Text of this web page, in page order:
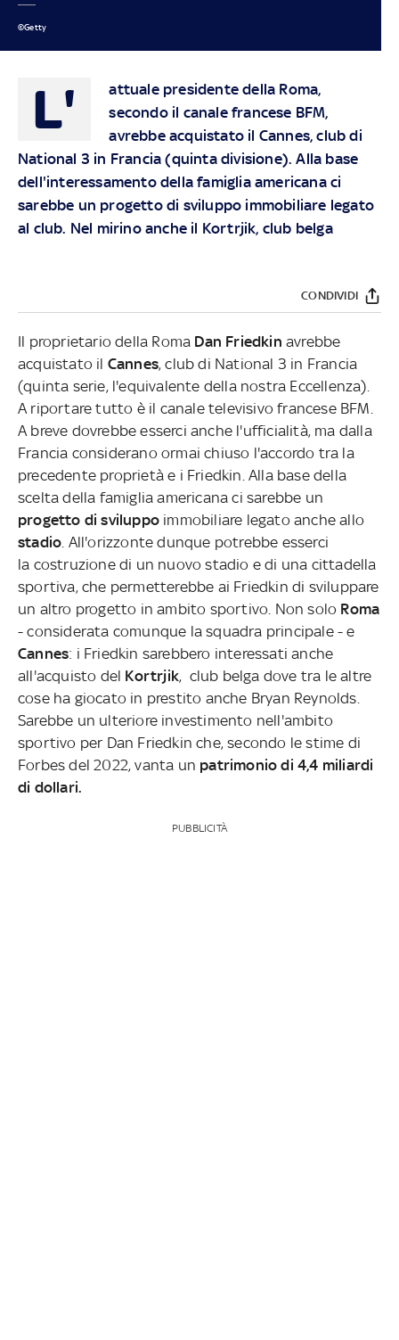
©Getty
L'
attuale presidente della Roma,
secondo il canale francese BFM,
avrebbe acquistato il Cannes, club di
National 3 in Francia (quinta divisione). Alla base
dell'interessamento della famiglia americana ci
sarebbe un progetto di sviluppo immobiliare legato
al club. Nel mirino anche il Kortrjik, club belga
CONDIVIDI
Il proprietario della Roma Dan Friedkin avrebbe
acquistato il Cannes, club di National 3 in Francia
(quinta serie, l'equivalente della nostra Eccellenza).
A riportare tutto è il canale televisivo francese BFM.
A breve dovrebbe esserci anche l'ufficialità, ma dalla
Francia considerano ormai chiuso l'accordo tra la
precedente proprietà e i Friedkin. Alla base della
scelta della famiglia americana ci sarebbe un
progetto di sviluppo immobiliare legato anche allo
stadio . All'orizzonte dunque potrebbe esserci
la costruzione di un nuovo stadio e di una cittadella
sportiva, che permetterebbe ai Friedkin di sviluppare
un altro progetto in ambito sportivo. Non solo Roma
- considerata comunque la squadra principale - e
Cannes: i Friedkin sarebbero interessati anche
all'acquisto del Kortrjik, club belga dove tra le altre
cose ha giocato in prestito anche Bryan Reynolds.
Sarebbe un ulteriore investimento nell'ambito
sportivo per Dan Friedkin che, secondo le stime di
Forbes del 2022, vanta un patrimonio di 4,4 miliardi
di dollari.
PUBBLICITÀ